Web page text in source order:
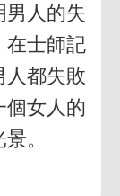
男人的失
在士師記
人都失敗
個女人的
。